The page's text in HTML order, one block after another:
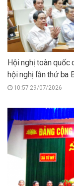
Hội nghị toàn quốc
hội nghị lần thứ ba
10:57 29/07/2026